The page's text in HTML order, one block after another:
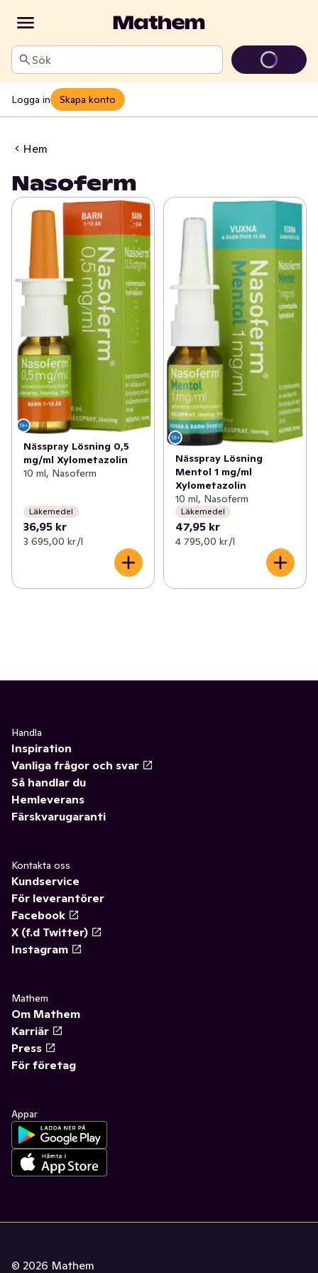
Sök
Logga in Skapa konto
Hem
Nasoferm
Nässpray Lösning 0,5
mg/ml Xylometazolin
10 ml, Nasoferm
Läkemedel
36,95 kr
3 695,00 kr /l
Nässpray Lösning
Mentol 1 mg/ml
Xylometazolin
10 ml, Nasoferm
Läkemedel
47,95 kr
4 795,00 kr /l
Handla
Inspiration
Vanliga frågor och svar
Så handlar du
Hemleverans
Färskvarugaranti
Kontakta oss
Kundservice
För leverantörer
Facebook
X (f.d Twitter)
Instagram
Mathem
Om Mathem
Karriär
Press
För företag
Appar
© 2026 Mathem